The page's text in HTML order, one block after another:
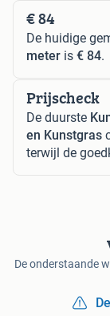
€ 84
De huidige
meter is € 84.
Prijscheck
De duurste
en Kunstgras
terwijl de
De onderstaande